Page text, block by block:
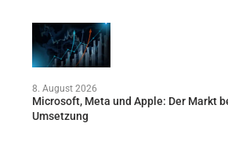
8. August 2026
Microsoft, Meta und Apple: Der Markt
Umsetzung